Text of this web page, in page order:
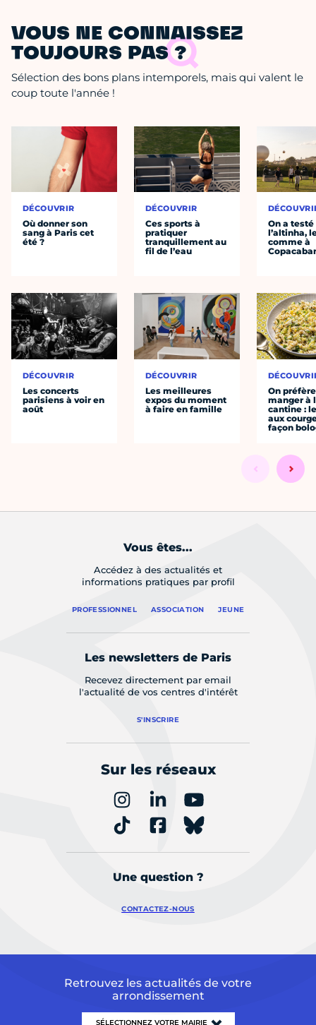
VOUS NE CONNAISSEZ
TOUJOURS PAS ?
Sélection des bons plans intemporels, mais qui valent le
coup toute l'année !
DÉCOUVRIR
Où donner son
sang à Paris cet
été ?
DÉCOUVRIR
Les concerts
parisiens à voir en
août
DÉCOUVRIR
Ces sports à
pratiquer
tranquillement au
fil de l’eau
DÉCOUVRIR
Les meilleures
expos du moment
à faire en famille
On a testé
l’altinha,
comme à
On préfère
manger à
cantine :
aux
façon
Vous êtes...
Accédez à des actualités et
informations pratiques par profil
PROFESSIONNEL ASSOCIATION JEUNE
Les newsletters de Paris
Recevez directement par email
l'actualité de vos centres d'intérêt
S'INSCRIRE
Sur les réseaux
Une question ?
CONTACTEZ-NOUS
Retrouvez les actualités de votre
arrondissement